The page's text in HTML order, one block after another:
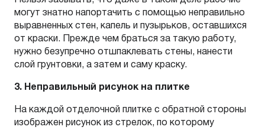
могут знатно напортачить с помощью неправильно
выравненных стен, капель и пузырьков, оставшихся
от краски. Прежде чем браться за такую работу,
нужно безупречно отшпаклевать стены, нанести
слой грунтовки, а затем и саму краску.
3. Неправильный рисунок на плитке
На каждой отделочной плитке с обратной стороны
изображен рисунок из стрелок, по которому